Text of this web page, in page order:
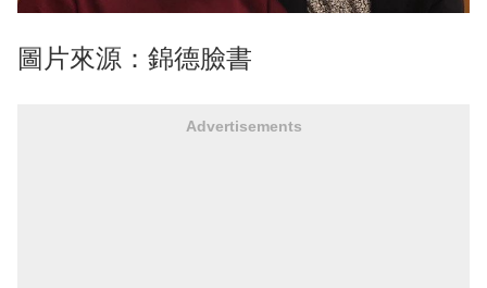
圖片來源：錦德臉書
Advertisements